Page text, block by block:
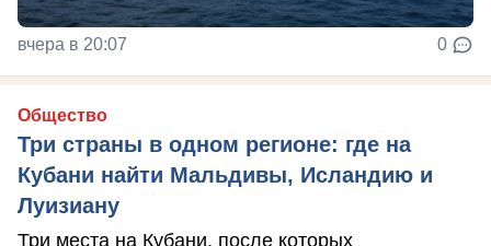
вчера в 20:07 0
Общество
Три страны в одном регионе: где на
Кубани найти Мальдивы, Исландию и
Луизиану
Три места на Кубани, после которых